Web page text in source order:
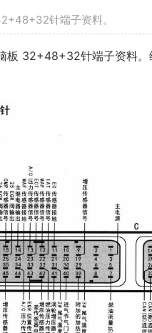
针端子资料。
板 32+48+32针端子资料